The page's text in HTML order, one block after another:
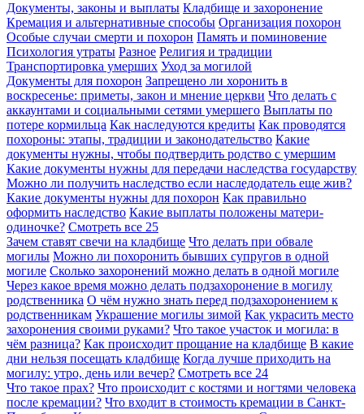
Документы, законы и выплаты Кладбище и захоронение
Кремация и альтернативные способы Организация похорон
Особые случаи смерти и похорон Память и поминовение
Психология утраты Разное Религия и традиции
Транспортировка умерших Уход за могилой
Документы для похорон Запрещено ли хоронить в
воскресенье: приметы, закон и мнение церкви Что делать с
аккаунтами и социальными сетями умершего Выплаты по
потере кормильца Как наследуются кредиты Как проводятся
похороны: этапы, традиции и законодательство Какие
документы нужны, чтобы подтвердить родство с умершим
Какие документы нужны для передачи наследства государству
Можно ли получить наследство если наследодатель еще жив?
Какие документы нужны для похорон Как правильно
оформить наследство Какие выплаты положены матери-
одиночке? Смотреть все 25
Зачем ставят свечи на кладбище Что делать при обвале
могилы Можно ли похоронить бывших супругов в одной
могиле Сколько захоронений можно делать в одной могиле
Через какое время можно делать подзахоронение в могилу
родственника О чём нужно знать перед подзахоронением к
родственникам Украшение могилы зимой Как украсить место
захоронения своими руками? Что такое участок и могила: в
чём разница? Как происходит прощание на кладбище В какие
дни нельзя посещать кладбище Когда лучше приходить на
могилу: утро, день или вечер? Смотреть все 24
Что такое прах? Что происходит с костями и ногтями человека
после кремации? Что входит в стоимость кремации в Санкт-